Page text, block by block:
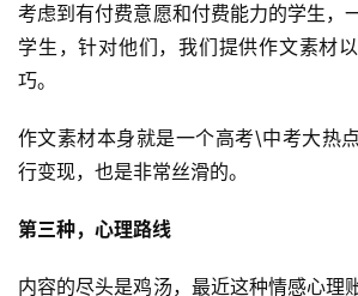
南
运
百
科
创
资
登录 注册
考虑到有付费意愿和付费能力的学生，
学生，针对他们，我们提供作文素材
巧。
作文素材本身就是一个高考\中考大热
行变现，也是非常丝滑的。
第三种，心理路线
内容的尽头是鸡汤，最近这种情感心理